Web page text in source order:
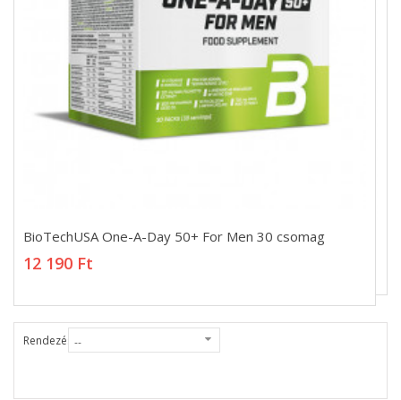
BioTechUSA One-A-Day 50+ For Men 30 csomag
12 190 Ft
BioTechUSA One-A-Day 50+ For Men 30 csomag
12 190 Ft
Rendezés